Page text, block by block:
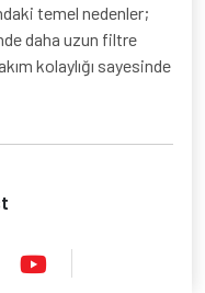
temel nedenler;
daha uzun filtre
kolaylığı sayesinde